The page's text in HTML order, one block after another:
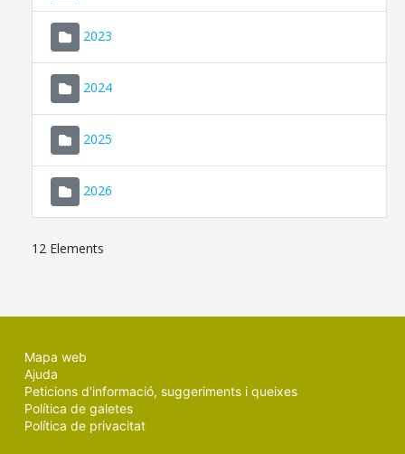
2023
2024
2025
2026
12 Elements
Mapa web
Ajuda
Peticions d'informació, suggeriments i queixes
Política de galetes
Política de privacitat